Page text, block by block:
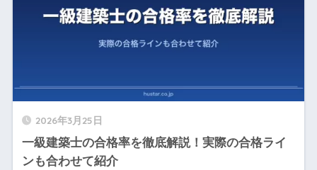
2026年3月25日
一級建築士の合格率を徹底解説！実際の合格ライ
ンも合わせて紹介